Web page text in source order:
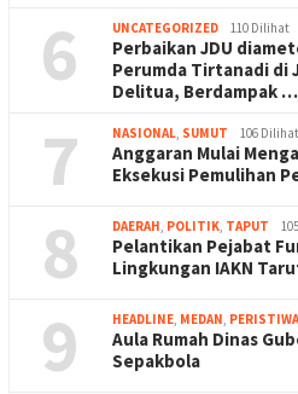
6 UNCATEGORIZED 110 Dilihat
Perbaikan JDU
Perumda Tirtanadi di
Delitua, Berdampak …
7 NASIONAL, SUMUT 106 Dilihat
Anggaran Mulai
Eksekusi Pemulihan
8 DAERAH, POLITIK, TAPUT
Pelantikan Pejabat
Lingkungan IAKN
9 HEADLINE, MEDAN, PERISTIWA
Aula Rumah Dinas
Sepakbola